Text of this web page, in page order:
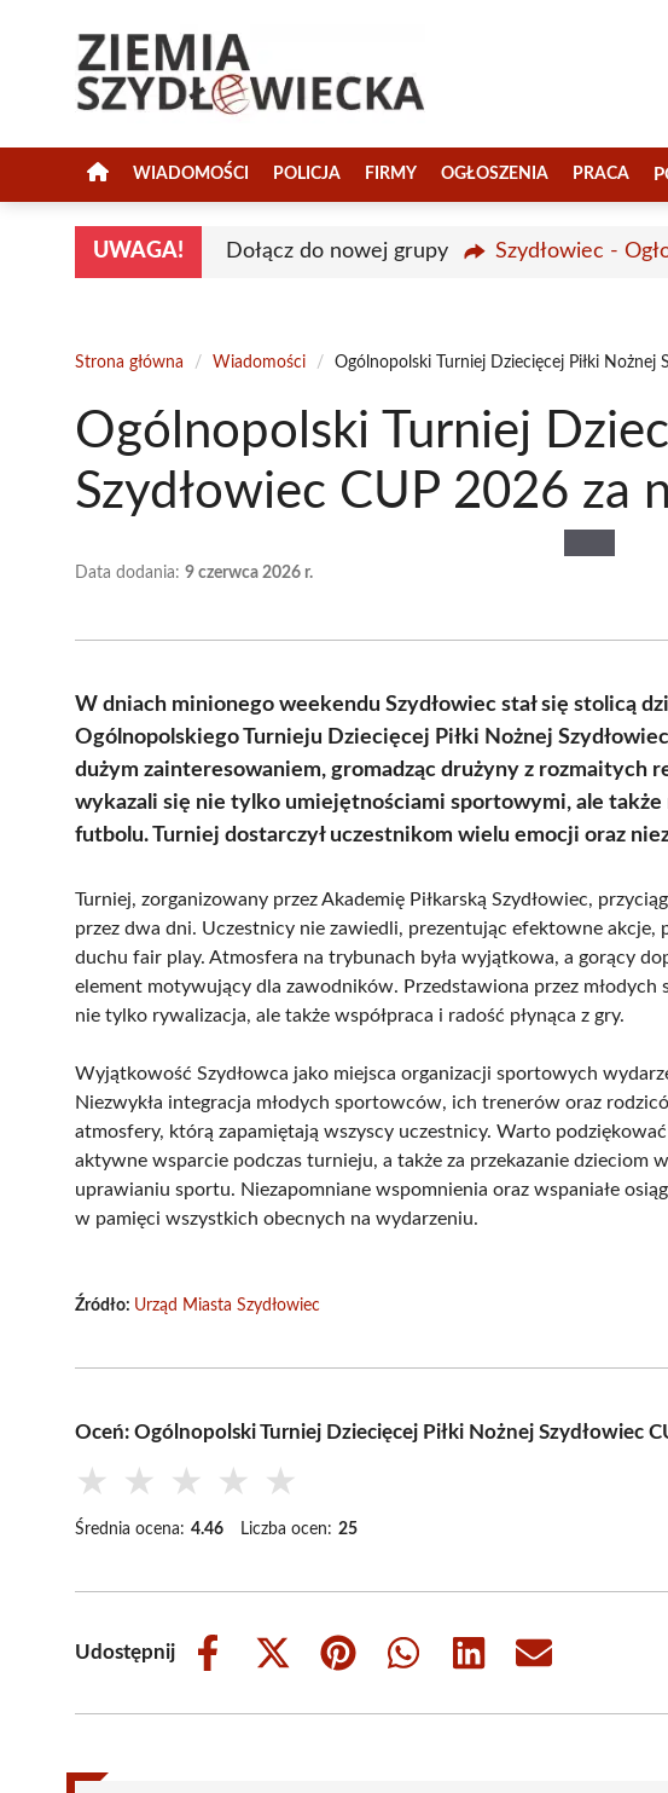
WIADOMOŚCI POLICJA FIRMY OGŁOSZENIA PRACA
UWAGA! Dołącz do nowej grupy Szydłowiec -
Strona główna / Wiadomości / Ogólnopolski Turniej Dziecięcej Piłki Nożnej
Ogólnopolski Turniej
Szydłowiec CUP 2026 za
Data dodania: 9 czerwca 2026 r.
W dniach minionego weekendu Szydłowiec stał się stolicą
Ogólnopolskiego Turnieju Dziecięcej Piłki Nożnej
dużym zainteresowaniem, gromadząc drużyny z rozmaitych
wykazali się nie tylko umiejętnościami sportowymi, ale także
futbolu. Turniej dostarczył uczestnikom wielu emocji oraz
Turniej, zorganizowany przez Akademię Piłkarską Szydłowiec,
przez dwa dni. Uczestnicy nie zawiedli, prezentując efektowne
duchu fair play. Atmosfera na trybunach była wyjątkowa, a gorący
element motywujący dla zawodników. Przedstawiona przez
nie tylko rywalizacja, ale także współpraca i radość płynąca z gry.
Wyjątkowość Szydłowca jako miejsca organizacji sportowych
Niezwykła integracja młodych sportowców, ich trenerów oraz
atmosfery, którą zapamiętają wszyscy uczestnicy. Warto
aktywne wsparcie podczas turnieju, a także za przekazanie dzieciom
uprawianiu sportu. Niezapomniane wspomnienia oraz wspaniałe
w pamięci wszystkich obecnych na wydarzeniu.
Źródło: Urząd Miasta Szydłowiec
Oceń: Ogólnopolski Turniej Dziecięcej Piłki Nożnej Szydłowiec
★ ★ ★ ★ ★
Średnia ocena: 4.46 Liczba ocen: 25
Udostępnij
Share
Share
(Twitter)
Share
Share
Share
Share